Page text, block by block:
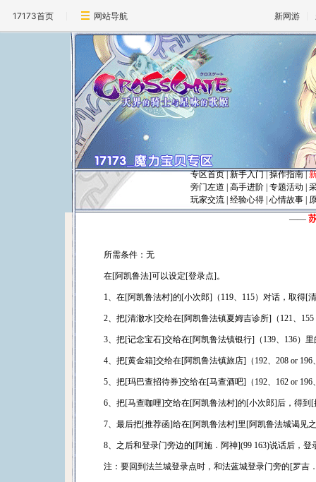
17173首页 网站导航 新网游
专区首页|新手入门|操作指南|
旁门左道
高手进阶 专题活动
玩家交流 经验心得 心情故事
――
所需条件：无
在[阿凯鲁法]可以设定[登录点]。
1、在[阿凯鲁法村]的[小次郎]（119、115）对话，取得[
2、把[清澈水]交给在[阿凯鲁法镇夏姆吉诊所]（121、
3、把[记念宝石]交给在[阿凯鲁法镇银行]（139、136）
4、把[黄金箱]交给在[阿凯鲁法镇旅店]（192、208 or
5、把[玛巴查招待券]交给在[马查酒吧]（192、162 or
6、把[马查咖哩]交给在[阿凯鲁法村]的[小次郎]后，得到
7、最后把[推荐函]给在[阿凯鲁法村]里[阿凯鲁法城谒见
8、之后和登录门旁边的[阿施．阿神](99 163)说话后，登
注：要回到法兰城登录点时，和法蓝城登录门旁的[罗吉